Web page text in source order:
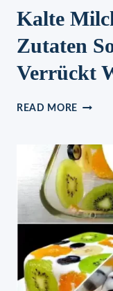
Kalte
Zutaten
Verrückt
READ MORE KALTE
4
SO
GUT,
DASS
ALLE